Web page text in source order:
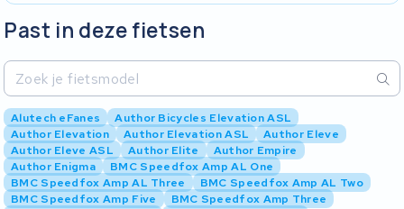
Past in deze fietsen
Alutech eFanes
Author Bicycles Elevation ASL
Author Elevation
Author Elevation ASL
Author Eleve
Author Eleve ASL
Author Elite
Author Empire
Author Enigma
BMC Speedfox Amp AL One
BMC Speedfox Amp AL Three
BMC Speedfox Amp AL Two
BMC Speedfox Amp Five
BMC Speedfox Amp Three